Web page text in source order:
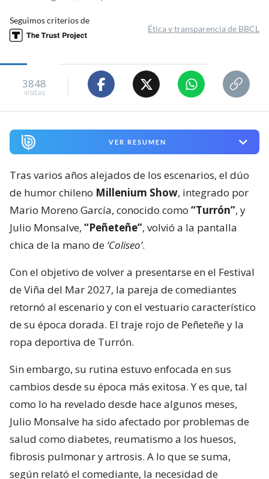
Seguimos criterios de
Ética y transparencia de BBCL
3848
visitas
VER RESUMEN
Tras varios años alejados de los escenarios, el dúo
de humor chileno Millenium Show, integrado por
Mario Moreno García, conocido como “Turrón”, y
Julio Monsalve, “Peñeteñe”, volvió a la pantalla
chica de la mano de ‘Coliseo’.
Con el objetivo de volver a presentarse en el Festival
de Viña del Mar 2027, la pareja de comediantes
retornó al escenario y con el vestuario característico
de su época dorada. El traje rojo de Peñeteñe y la
ropa deportiva de Turrón.
Sin embargo, su rutina estuvo enfocada en sus
cambios desde su época más exitosa. Y es que, tal
como lo ha revelado desde hace algunos meses,
Julio Monsalve ha sido afectado por problemas de
salud como diabetes, reumatismo a los huesos,
fibrosis pulmonar y artrosis. A lo que se suma,
según relató el comediante, la necesidad de